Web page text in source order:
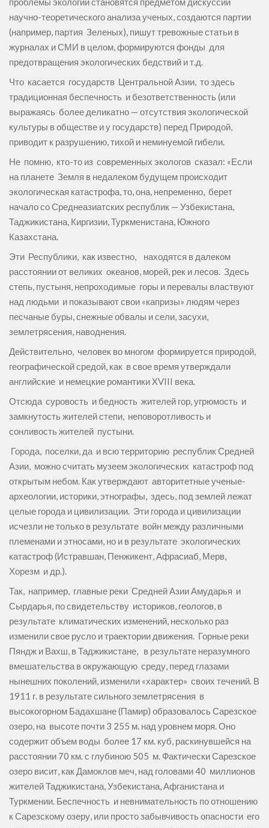
научно-теоретического анализа ученых, создаются партии
(например, партия Зеленых), пишут тревожные статьи в
журналах и СМИ в целом, формируются фонды для
предотвращения экологических бедствий и т.д.
Что касается государств Центральной Азии, то здесь
традиционная беспечность и безответственность (или
выражаясь более деликатно — отсутствия экологической
культуры в обществе и у государств) перед Природой,
приводит к разрушению, тихой и неминуемой гибели.
Не помню, кто-то из современных экологов сказал: «Если
на планете Земля в недалеком будущем происходит
экологическая катастрофа, то, она, непременно, берет
начало со Среднеазиатских республик — Узбекистана,
Таджикистана, Киргизии, Туркменистана, Южного
Казахстана.
Эти Республики, как известно, находятся в далеком
расстоянии от великих океанов, морей, рек и лесов. Здесь
степь, пустыня, непроходимые горы и перевалы властвуют
над людьми и показывают свои «капризы» людям через
песчаные буры, снежные обвалы и сели, засухи,
землетрясения, наводнения.
Действительно, человек во многом формируется природой,
географической средой, как в свое время утверждали
английские и немецкие романтики XVIII века.
Отсюда суровость и бедность жителей гор, угрюмость и
замкнутость жителей степи, неповоротливость и
сонливость жителей пустыни.
Города, поселки, да и всю территорию республик Средней
Азии, можно считать музеем экологических катастроф под
открытым небом. Как утверждают авторитетные ученые-
археологии, историки, этнографы, здесь, под землей лежат
целые города и цивилизации. Эти города и цивилизации
исчезли не только в результате войн между различными
племенами и этносами, но и в результате экологических
катастроф (Истравшан, Пенжикент, Афрасиаб, Мерв,
Хорезм и др.).
Так, например, главные реки Средней Азии Амударья и
Сырдарья, по свидетельству историков, геологов, в
результате климатических изменений, несколько раз
изменили свое русло и траектории движения. Горные реки
Пяндж и Вахш, в Таджикистане, в результате неразумного
вмешательства в окружающую среду, перед глазами
нынешних поколений, изменили «характер» своих течений. В
1911 г. в результате сильного землетрясения в
высокогорном Бадахшане (Памир) образовалось Сарезское
озеро, на высоте почти 3 255 м. над уровнем моря. Оно
содержит объем воды более 17 км. куб, раскинувшейся на
расстоянии 70 км. с глубиною 505 м. Фактически Сарезское
озеро висит, как Дамоклов меч, над головами 40 миллионов
жителей Таджикистана, Узбекистана, Афганистана и
Туркмении. Беспечность и невнимательность по отношению
к Сарезскому озеру, или просто забывчивость опасности его